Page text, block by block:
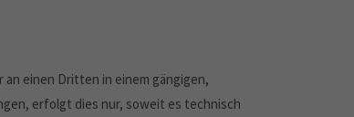
einen Dritten in einem gängigen,
erfolgt dies nur, soweit es technisch